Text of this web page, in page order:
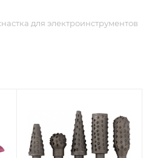
для электроинструментов